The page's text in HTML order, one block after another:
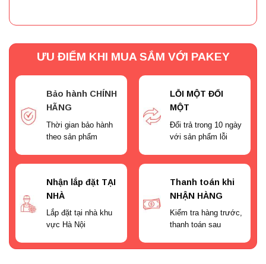
ƯU ĐIỂM KHI MUA SẮM VỚI PAKEY
Bảo hành CHÍNH
HÃNG
Thời gian bảo hành
theo sản phẩm
LỖI MỘT ĐỔI
MỘT
Đổi trả trong 10 ngày
với sản phẩm lỗi
Nhận lắp đặt TẠI
NHÀ
Lắp đặt tại nhà khu
vực Hà Nội
Thanh toán khi
NHẬN HÀNG
Kiểm tra hàng trước,
thanh toán sau